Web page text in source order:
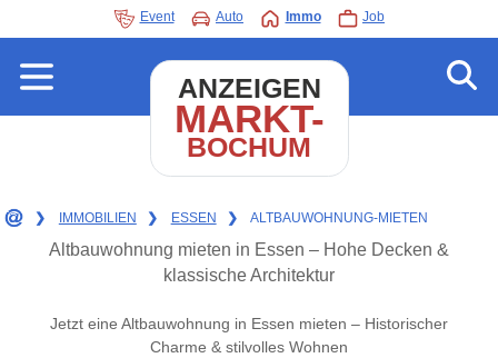
Event Auto Immo Job
ANZEIGEN
MARKT-
BOCHUM
❯ IMMOBILIEN ❯ ESSEN ❯ ALTBAUWOHNUNG-MIETEN
Altbauwohnung mieten in Essen – Hohe Decken &
klassische Architektur
Jetzt eine Altbauwohnung in Essen mieten – Historischer
Charme & stilvolles Wohnen